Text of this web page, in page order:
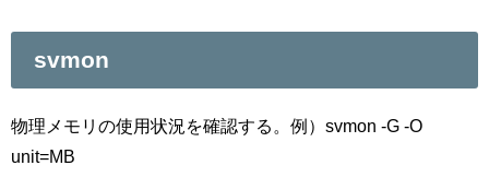
svmon
物理メモリの使用状況を確認する。例）svmon -G -O
unit=MB